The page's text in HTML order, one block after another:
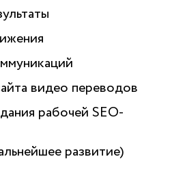
видео переводов
рабочей SEO-
развитие)